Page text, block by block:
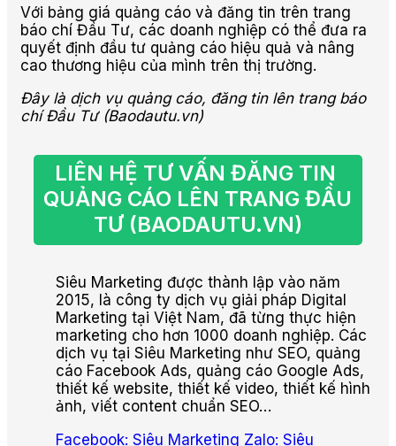
Với bảng giá quảng cáo và đăng tin trên trang
báo chí Đầu Tư, các doanh nghiệp có thể đưa ra
quyết định đầu tư quảng cáo hiệu quả và nâng
cao thương hiệu của mình trên thị trường.
Đây là dịch vụ quảng cáo, đăng tin lên trang báo
chí Đầu Tư (Baodautu.vn)
LIÊN HỆ TƯ VẤN ĐĂNG TIN
QUẢNG CÁO LÊN TRANG ĐẦU
TƯ (BAODAUTU.VN)
Siêu Marketing được thành lập vào năm
2015, là công ty dịch vụ giải pháp Digital
Marketing tại Việt Nam, đã từng thực hiện
marketing cho hơn 1000 doanh nghiệp. Các
dịch vụ tại Siêu Marketing như SEO, quảng
cáo Facebook Ads, quảng cáo Google Ads,
thiết kế website, thiết kế video, thiết kế hình
ảnh, viết content chuẩn SEO…
Facebook: Siêu Marketing Zalo: Siêu